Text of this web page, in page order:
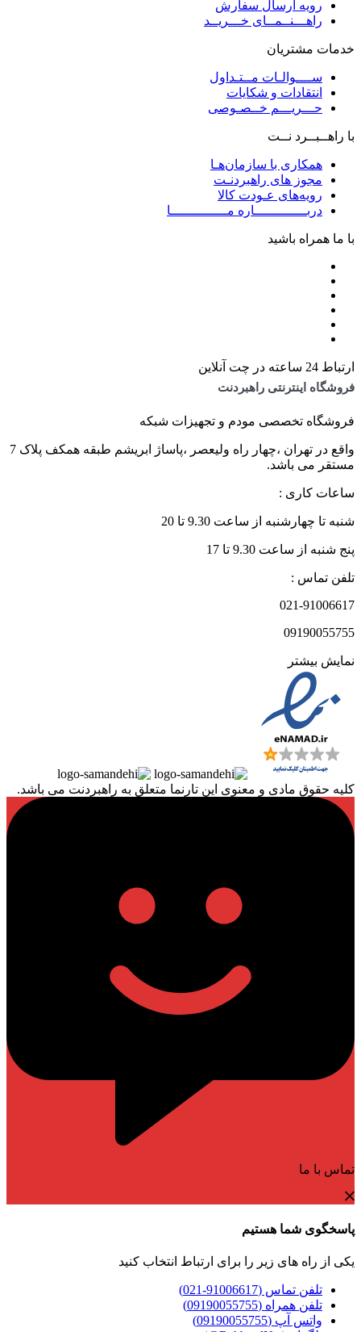
رویه ارسال سفارش
راهـــنــمــای خـــریــد
خدمات مشتریان
ســــوالـات مــتـداول
انتقادات و شکایات
حـــریـــم خــصـوصی
با راهــبــرد نــت
همکاری با سازمان‌هـا
مجوز های راهبردنـت
رویه‌های عـودت کالا
دربـــــــــــــاره مــــــــــــــا
با ما همراه باشید
ارتباط 24 ساعته در چت آنلاین
فروشگاه اینترنتی راهبردنت
فروشگاه تخصصی مودم و تجهیزات شبکه
واقع در تهران ،چهار راه ولیعصر ،پاساژ ابریشم طبقه همکف پلاک 7
مستقر می باشد.
ساعات کاری :
شنبه تا چهارشنبه از ساعت 9.30 تا 20
پنج شنبه از ساعت 9.30 تا 17
تلفن تماس :
021-91006617
09190055755
نمایش بیشتر
کلیه حقوق مادی و معنوی این تارنما متعلق به راهبردنت می باشد.
تماس با ما
پاسخگوی شما هستیم
یکی از راه های زیر را برای ارتباط انتخاب کنید
تلفن تماس (91006617-021)
تلفن همراه (09190055755)
واتس آپ (09190055755)